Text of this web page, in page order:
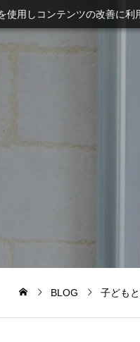
使用しコンテンツの改善に
BLOG 子ども